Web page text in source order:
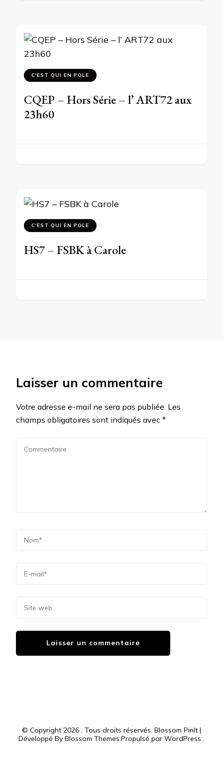
C'EST QUI EN POLE
CQEP – Hors Série – l’ ART72 aux
23h60
C'EST QUI EN POLE
HS7 – FSBK à Carole
Laisser un commentaire
Votre adresse e-mail ne sera pas publiée. Les
champs obligatoires sont indiqués avec *
© Copyright 2026 . Tous droits réservés. Blossom PinIt |
Développé By Blossom Themes.Propulsé par WordPress .